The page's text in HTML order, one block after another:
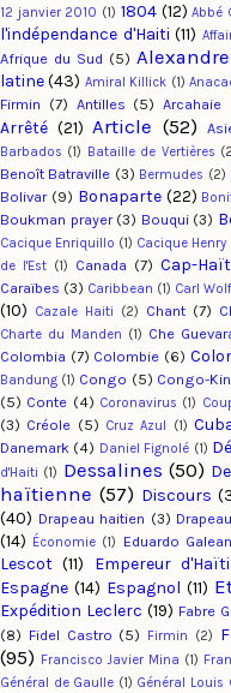
12 janvier 2010 (1) 1804 (12) Abbé
l'indépendance d'Haiti (11)
Afrique du Sud (5)
latine (43) Amiral Killick (1)
Firmin (7) Antilles (5) Arcahaie
Arrêté (21) Article (52)
Barbados (1) Bataille de Vertières
Benoît Batraville (3) Bermudes (2)
Bolivar (9) Bonaparte (22)
Boukman prayer (3) Bouqui (3)
Cacique Enriquillo (1) Cacique Henry
de l'Est (1) Canada (7) Cap-
Caraïbes (3) Caribbean (1) Carl
(10)
Cazale Haiti (2) Chant (7)
Charte du Manden (1) Che
Colombia (7) Colombie (6)
Bandung (1) Congo (5) Congo-
(5) Conte (4) Coronavirus (1)
(3) Créole (5) Cruz Azul (1)
Danemark (4) Daniel Fignolé (1)
d'Haiti (1) Dessalines (50)
haïtienne (57) Discours
(40) Drapeau haitien (3)
(14) Économie (1) Eduardo
Lescot (11) Empereur d'Haïti
Espagne (14) Espagnol (11)
Expédition Leclerc (19) Fabre
(8) Fidel Castro (5) Firmin (2)
(95) Francisco Javier Mina (1)
Général de Gaulle (1) Général Louis